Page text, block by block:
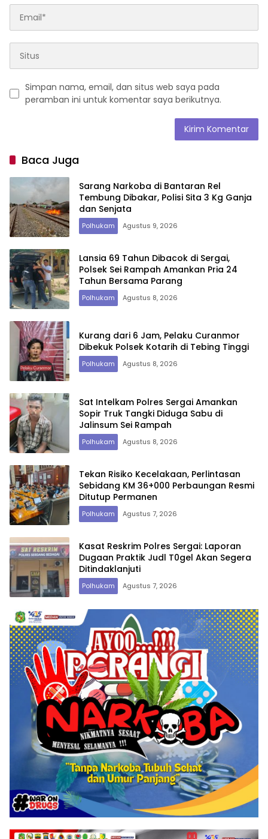
Simpan nama, email, dan situs web saya pada
peramban ini untuk komentar saya berikutnya.
Baca Juga
Sarang Narkoba di Bantaran Rel
Tembung Dibakar, Polisi Sita 3 Kg Ganja
dan Senjata
Polhukam Agustus 9, 2026
Lansia 69 Tahun Dibacok di Sergai,
Polsek Sei Rampah Amankan Pria 24
Tahun Bersama Parang
Polhukam Agustus 8, 2026
Kurang dari 6 Jam, Pelaku Curanmor
Dibekuk Polsek Kotarih di Tebing Tinggi
Polhukam Agustus 8, 2026
Sat Intelkam Polres Sergai Amankan
Sopir Truk Tangki Diduga Sabu di
Jalinsum Sei Rampah
Polhukam Agustus 8, 2026
Tekan Risiko Kecelakaan, Perlintasan
Sebidang KM 36+000 Perbaungan Resmi
Ditutup Permanen
Polhukam Agustus 7, 2026
Kasat Reskrim Polres Sergai: Laporan
Dugaan Praktik Judl T0gel Akan Segera
Ditindaklanjuti
Polhukam Agustus 7, 2026